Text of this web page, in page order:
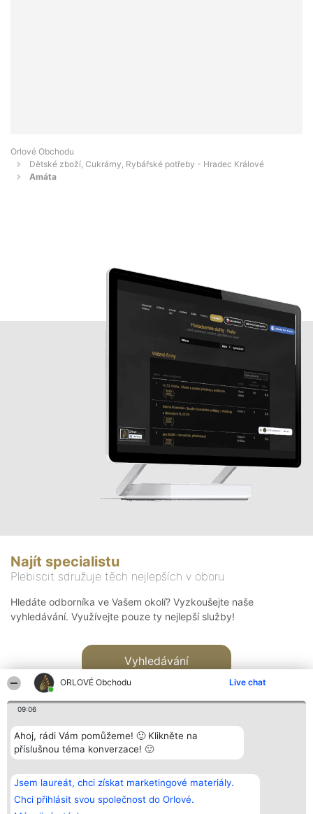
ORLOVÉ Obchodu Live chat
09:06
Ahoj, rádi Vám pomůžeme! 🙂 Klikněte na
příslušnou téma konverzace! 🙂
Jsem laureát, chci získat marketingové materiály.
Chci přihlásit svou společnost do Orlové.
Orlové Obchodu
Dětské zboží, Cukrárny, Rybářské potřeby - Hradec Králové
Amáta
Najít specialistu
Plebiscit sdružuje těch nejlepších v oboru
Hledáte odborníka ve Vašem okolí? Vyzkoušejte naše
vyhledávání. Využívejte pouze ty nejlepší služby!
Vyhledávání
Bright Side Solutions sp. z o.
o. sp. k.
ul. Ruska 22
Wrocław 50-079
Vítězové
Seznam všech
laureátů
Zásady
Kontakt